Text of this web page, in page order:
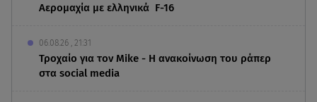
Αερομαχία με ελληνικά F-16
06.08.26 , 21:31
Τροχαίο για τον Mike - Η ανακοίνωση του ράπερ
στα social media